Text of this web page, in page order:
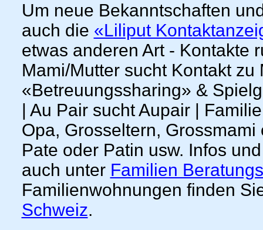
Um neue Bekanntschaften
auch die «Liliput
etwas anderen Art - Kontakte
Mami/Mutter sucht Kontakt
«Betreuungssharing» &
| Au Pair sucht Aupair |
Opa, Grosseltern,
Pate oder Patin usw. Infos
auch unter Familien
Familienwohnungen finden
Schweiz.